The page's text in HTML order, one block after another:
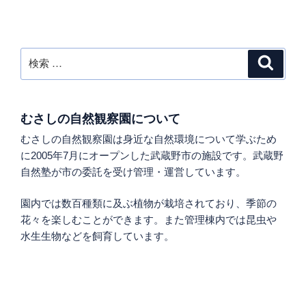
ー
シ
索:
むさしの自然観察園について
むさしの自然観察園は身近な自然環境について学ぶため
に2005年7月にオープンした武蔵野市の施設です。武蔵野
自然塾が市の委託を受け管理・運営しています。
園内では数百種類に及ぶ植物が栽培されており、季節の
花々を楽しむことができます。また管理棟内では昆虫や
水生生物などを飼育しています。